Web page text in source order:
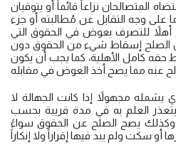
المتصالحان نزاعاً قائماً أو يتوقيان
على وجه التقابل عن مُطالبته أو جزء
أهلاً للتصرف بعوض في الحقوق التي
الصلح إسقاط شيء من الحقوق دون
كامل الأهلية، كما يجب أن يكون
يشمله مجهولاً إذا كانت الجهالة لا
العلم به في مدة قريبة بحسب
وكذلك يصح الصلح عن الحقوق سواءً